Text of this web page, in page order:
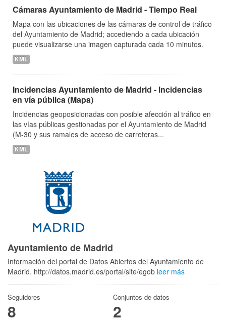
Cámaras Ayuntamiento de Madrid - Tiempo Real
Mapa con las ubicaciones de las cámaras de control de tráfico
del Ayuntamiento de Madrid; accediendo a cada ubicación
puede visualizarse una imagen capturada cada 10 minutos.
KML
Incidencias Ayuntamiento de Madrid - Incidencias
en vía pública (Mapa)
Incidencias geoposicionadas con posible afección al tráfico en
las vías públicas gestionadas por el Ayuntamiento de Madrid
(M-30 y sus ramales de acceso de carreteras...
KML
Ayuntamiento de Madrid
Información del portal de Datos Abiertos del Ayuntamiento de
Madrid. http://datos.madrid.es/portal/site/egob leer más
Seguidores
8
Conjuntos de datos
2